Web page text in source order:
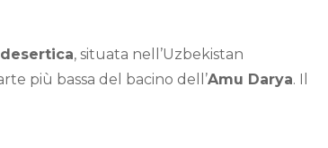
, situata nell’Uzbekistan
più bassa del bacino dell’Amu Darya. Il